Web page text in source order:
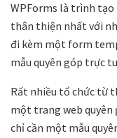
WPForms là trình
thân thiện nhất với
đi kèm một form
mẫu quyên góp trực
Rất nhiều tổ chức từ
một trang web quyên
chỉ cần một mẫu